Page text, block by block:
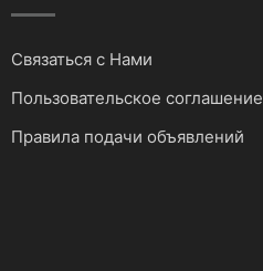
Связаться с Нами
Пользовательское соглашение
Правила подачи объявлений